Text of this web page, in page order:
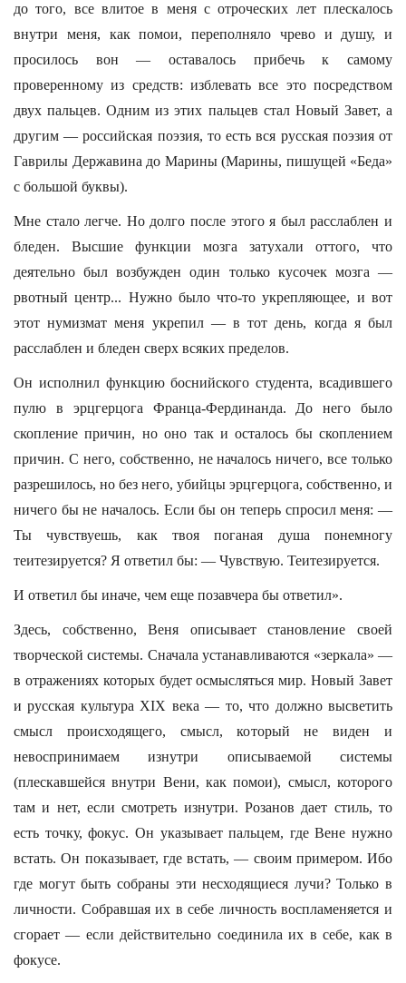
до того, все влитое в меня с отроческих лет плескалось
внутри меня, как помои, переполняло чрево и душу, и
просилось вон — оставалось прибечь к самому
проверенному из средств: изблевать все это посредством
двух пальцев. Одним из этих пальцев стал Новый Завет, а
другим — российская поэзия, то есть вся русская поэзия от
Гаврилы Державина до Марины (Марины, пишущей «Беда»
с большой буквы).
Мне стало легче. Но долго после этого я был расслаблен и
бледен. Высшие функции мозга затухали оттого, что
деятельно был возбужден один только кусочек мозга —
рвотный центр... Нужно было что-то укрепляющее, и вот
этот нумизмат меня укрепил — в тот день, когда я был
расслаблен и бледен сверх всяких пределов.
Он исполнил функцию боснийского студента, всадившего
пулю в эрцгерцога Франца-Фердинанда. До него было
скопление причин, но оно так и осталось бы скоплением
причин. С него, собственно, не началось ничего, все только
разрешилось, но без него, убийцы эрцгерцога, собственно, и
ничего бы не началось. Если бы он теперь спросил меня: —
Ты чувствуешь, как твоя поганая душа понемногу
теитезируется? Я ответил бы: — Чувствую. Теитезируется.
И ответил бы иначе, чем еще позавчера бы ответил».
Здесь, собственно, Веня описывает становление своей
творческой системы. Сначала устанавливаются «зеркала» —
в отражениях которых будет осмысляться мир. Новый Завет
и русская культура XIX века — то, что должно высветить
смысл происходящего, смысл, который не виден и
невоспринимаем изнутри описываемой системы
(плескавшейся внутри Вени, как помои), смысл, которого
там и нет, если смотреть изнутри. Розанов дает стиль, то
есть точку, фокус. Он указывает пальцем, где Вене нужно
встать. Он показывает, где встать, — своим примером. Ибо
где могут быть собраны эти несходящиеся лучи? Только в
личности. Собравшая их в себе личность воспламеняется и
сгорает — если действительно соединила их в себе, как в
фокусе.